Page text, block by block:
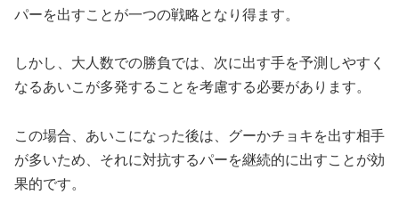
パーを出すことが一つの戦略となり得ます。
しかし、大人数での勝負では、次に出す手を予測しやすく
なるあいこが多発することを考慮する必要があります。
この場合、あいこになった後は、グーかチョキを出す相手
が多いため、それに対抗するパーを継続的に出すことが効
果的です。